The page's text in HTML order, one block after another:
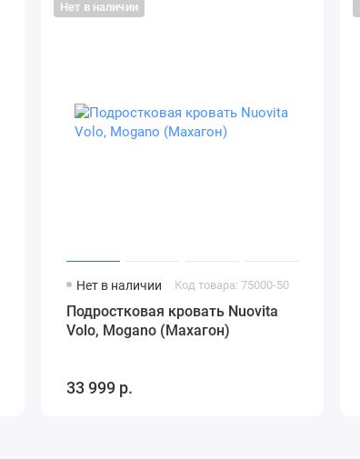
Нет в наличии
Нет в наличии Код товара: 75000-50
Подростковая кровать Nuovita
Volo, Mogano (Махагон)
33 999 р.